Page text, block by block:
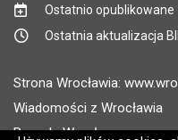
Ostatnio opublikowane
Ostatnia aktualizacja
Strona Wrocławia:
Wiadomości z Wrocławia
Pogoda Wrocław